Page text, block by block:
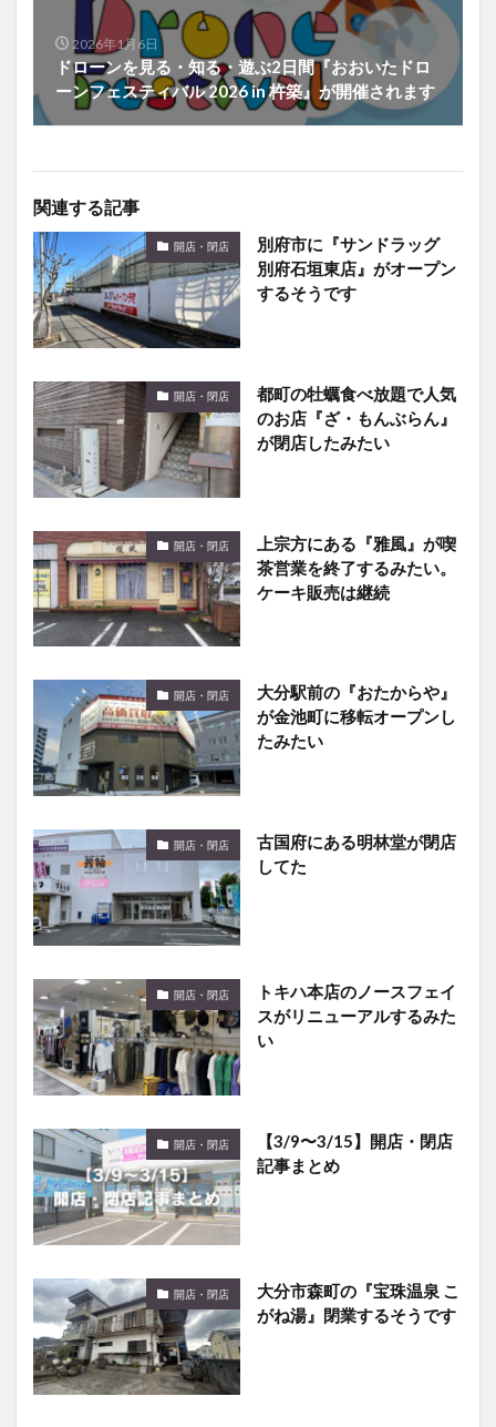
2026年1月6日
ドローンを見る・知る・遊ぶ2日間『おおいたドロ
ーンフェスティバル 2026 in 杵築』が開催されます
関連する記事
開店・閉店
別府市に『サンドラッグ
別府石垣東店』がオープン
するそうです
開店・閉店
都町の牡蠣食べ放題で人気
のお店『ざ・もんぶらん』
が閉店したみたい
開店・閉店
上宗方にある『雅風』が喫
茶営業を終了するみたい。
ケーキ販売は継続
開店・閉店
大分駅前の『おたからや』
が金池町に移転オープンし
たみたい
開店・閉店
古国府にある明林堂が閉店
してた
開店・閉店
トキハ本店のノースフェイ
スがリニューアルするみた
い
開店・閉店
【3/9〜3/15】開店・閉店
記事まとめ
開店・閉店
大分市森町の『宝珠温泉 こ
がね湯』閉業するそうです